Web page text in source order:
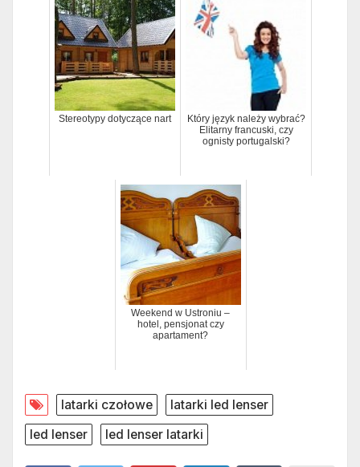
Stereotypy dotyczące nart
Który język należy wybrać?
Elitarny francuski, czy
ognisty portugalski?
Weekend w Ustroniu –
hotel, pensjonat czy
apartament?
latarki czołowe
latarki led lenser
led lenser
led lenser latarki